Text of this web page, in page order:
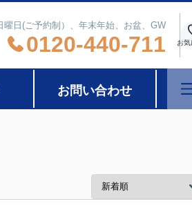
日(ご予約制）、年末年始、お盆、GW
0120-440-711 お気
お問い合わせ